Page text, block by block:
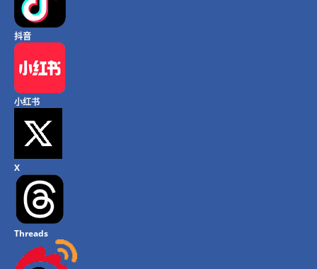
抖音
小红书
X
Threads